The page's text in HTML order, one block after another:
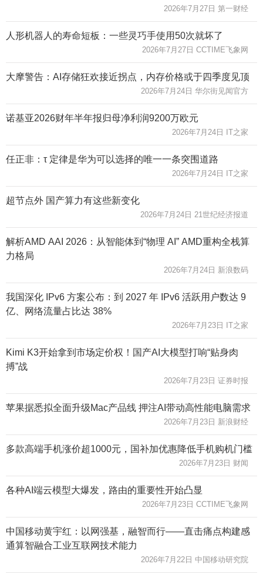
2026年7月27日 第一财经
人形机器人的寿命短板：一些灵巧手使用50次就坏了
2026年7月27日 CCTIME飞象网
大摩警告：AI存储狂欢接近拐点，内存价格或于四季度见顶
2026年7月24日 华尔街见闻官方
诺基亚2026财年半年报归母净利润9200万欧元
2026年7月24日 IT之家
任正非：τ 定律是华为可以选择的唯一一条突围道路
2026年7月24日 IT之家
超节点外 国产算力有这些新变化
2026年7月24日 21世纪经济报道
解析AMD AAI 2026：从智能体到“物理 AI” AMD重构全栈算
力格局
2026年7月24日 新浪数码
我国深化 IPv6 方案公布：到 2027 年 IPv6 活跃用户数达 9
亿、网络流量占比达 38%
2026年7月23日 IT之家
Kimi K3开始拿到市场定价权！国产AI大模型打响“贴身肉
搏”战
2026年7月23日 证券时报
苹果据悉拟全面升级Mac产品线 押注AI带动高性能电脑需求
2026年7月23日 新浪财经
多款高端手机涨价超1000元，国补加优惠降低手机购机门槛
2026年7月23日 财闻
各种AI端云模型大爆发，路由的重要性开始凸显
2026年7月23日 CCTIME飞象网
中国移动黄宇红：以网强基，融智而行——直击痛点构建感
通算智融合工业互联网技术能力
2026年7月22日 中国移动研究院